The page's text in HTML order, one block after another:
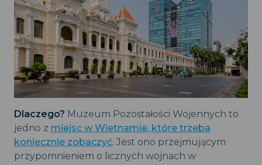
Dlaczego? Muzeum Pozostałości Wojennych to
jedno z miejsc w Wietnamie, które trzeba
koniecznie zobaczyć. Jest ono przejmującym
przypomnieniem o licznych wojnach w